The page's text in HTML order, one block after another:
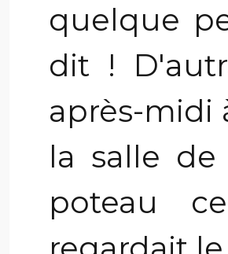
quelque
dit !
après-midi
la salle
poteau